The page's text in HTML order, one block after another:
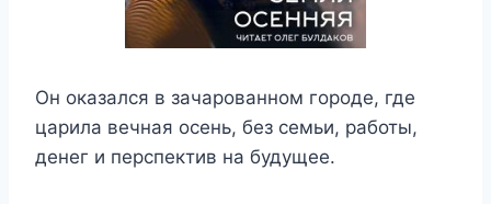
Он оказался в зачарованном городе, где
царила вечная осень, без семьи, работы,
денег и перспектив на будущее.